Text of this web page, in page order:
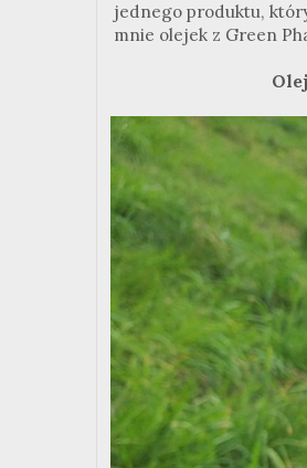
jednego produktu,
mnie olejek z Green